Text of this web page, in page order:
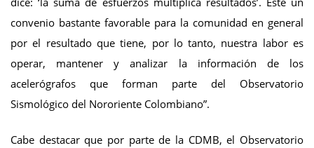
convenio bastante favorable para la comunidad en general
por el resultado que tiene, por lo tanto, nuestra labor es
operar, mantener y analizar la información de los
acelerógrafos que forman parte del Observatorio
Sismológico del Nororiente Colombiano”.
Cabe destacar que por parte de la CDMB, el Observatorio